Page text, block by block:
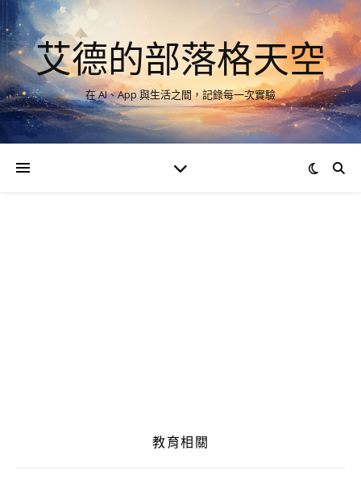
艾德的部落格天空
在 AI、App 與生活之間，記錄每一次實驗
教育相關